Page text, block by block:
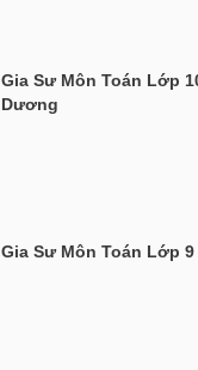
Gia Sư Môn Toán Lớp
Dương
Gia Sư Môn Toán Lớp